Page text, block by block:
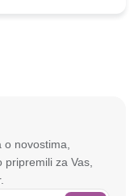
novostima,
za Vas,
nam omogućuje